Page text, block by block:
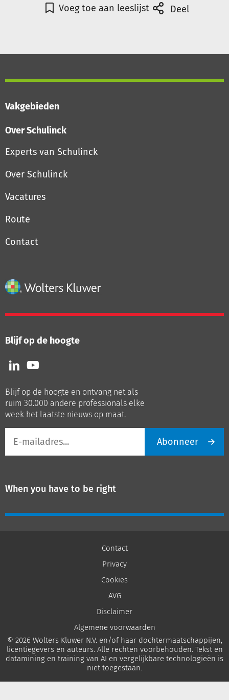
Voeg toe aan leeslijst Deel
Vakgebieden
Over Schulinck
Experts van Schulinck
Over Schulinck
Vacatures
Route
Contact
Blijf op de hoogte
Volg
ons
LinkedIn
Volg
ons
Youtube
Blijf op de hoogte en ontvang net als
ruim 30.000 andere professionals elke
week het laatste nieuws op maat.
mailadres
Abonneer
When you have to be right
Contact
Privacy
Cookies
AVG
Disclaimer
Algemene voorwaarden
© 2026 Wolters Kluwer N.V. en/of haar dochtermaatschappijen,
licentiegevers en auteurs. Alle rechten voorbehouden. Tekst en
datamining en training van AI en vergelijkbare technologieën is
niet toegestaan.